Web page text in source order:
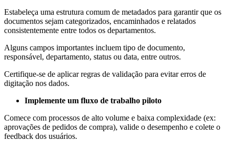
Estabeleça uma estrutura comum de metadados para garantir que os
documentos sejam categorizados, encaminhados e relatados
consistentemente entre todos os departamentos.
Alguns campos importantes incluem tipo de documento,
responsável, departamento, status ou data, entre outros.
Certifique-se de aplicar regras de validação para evitar erros de
digitação nos dados.
Implemente um fluxo de trabalho piloto
Comece com processos de alto volume e baixa complexidade (ex:
aprovações de pedidos de compra), valide o desempenho e colete o
feedback dos usuários.